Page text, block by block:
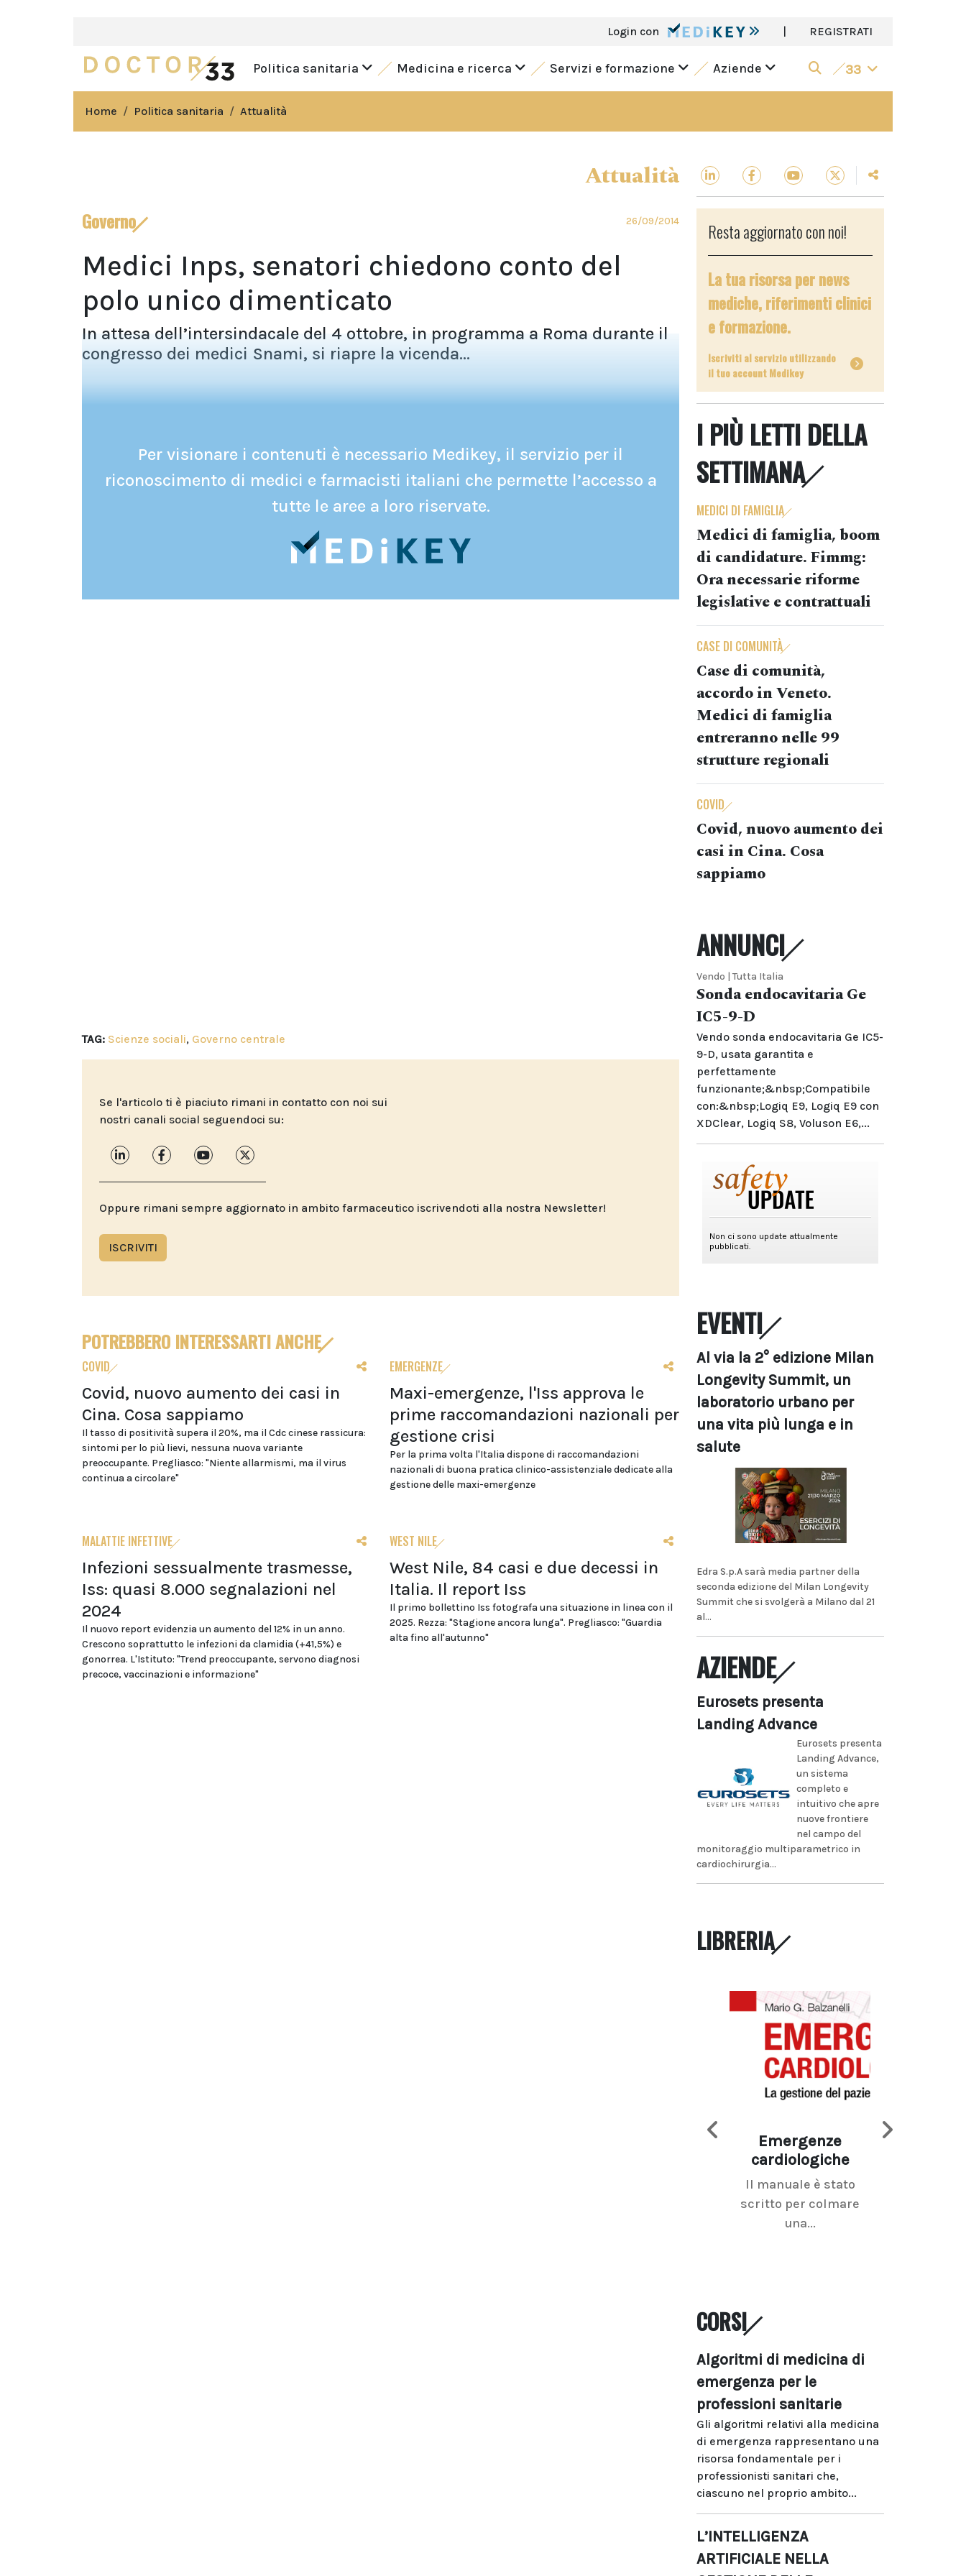
Login con | REGISTRATI
Politica sanitaria Medicina e ricerca Servizi e formazione Aziende 33
Home Politica sanitaria Attualità
Attualità
Governo 26/09/2014
Medici Inps, senatori chiedono conto del
polo unico dimenticato
In attesa dell’intersindacale del 4 ottobre, in programma a Roma durante il
congresso dei medici Snami, si riapre la vicenda...
Per visionare i contenuti è necessario Medikey, il servizio per il
riconoscimento di medici e farmacisti italiani che permette l’accesso a
tutte le aree a loro riservate.
TAG: Scienze sociali, Governo centrale
Se l'articolo ti è piaciuto rimani in contatto con noi sui
nostri canali social seguendoci su:
Oppure rimani sempre aggiornato in ambito farmaceutico iscrivendoti alla nostra Newsletter!
ISCRIVITI
POTREBBERO INTERESSARTI ANCHE
COVID
Covid, nuovo aumento dei casi in
Cina. Cosa sappiamo
Il tasso di positività supera il 20%, ma il Cdc cinese rassicura:
sintomi per lo più lievi, nessuna nuova variante
preoccupante. Pregliasco: "Niente allarmismi, ma il virus
continua a circolare"
EMERGENZE
Maxi-emergenze, l'Iss approva le
prime raccomandazioni nazionali per
gestione crisi
Per la prima volta l'Italia dispone di raccomandazioni
nazionali di buona pratica clinico-assistenziale dedicate alla
gestione delle maxi-emergenze
MALATTIE INFETTIVE
Infezioni sessualmente trasmesse,
Iss: quasi 8.000 segnalazioni nel
2024
Il nuovo report evidenzia un aumento del 12% in un anno.
Crescono soprattutto le infezioni da clamidia (+41,5%) e
gonorrea. L'Istituto: "Trend preoccupante, servono diagnosi
precoce, vaccinazioni e informazione"
WEST NILE
West Nile, 84 casi e due decessi in
Italia. Il report Iss
Il primo bollettino Iss fotografa una situazione in linea con il
2025. Rezza: "Stagione ancora lunga". Pregliasco: "Guardia
alta fino all'autunno"
Resta aggiornato con noi!
La tua risorsa per news
mediche, riferimenti clinici
e formazione.
Iscriviti al servizio utilizzando
il tuo account Medikey
I PIÙ LETTI DELLA
SETTIMANA
MEDICI DI FAMIGLIA
Medici di famiglia, boom
di candidature. Fimmg:
Ora necessarie riforme
legislative e contrattuali
CASE DI COMUNITÀ
Case di comunità,
accordo in Veneto.
Medici di famiglia
entreranno nelle 99
strutture regionali
COVID
Covid, nuovo aumento dei
casi in Cina. Cosa
sappiamo
ANNUNCI
Vendo | Tutta Italia
Sonda endocavitaria Ge
IC5-9-D
Vendo sonda endocavitaria Ge IC5-
9-D, usata garantita e
perfettamente
funzionante;&nbsp;Compatibile
con:&nbsp;Logiq E9, Logiq E9 con
XDClear, Logiq S8, Voluson E6,...
EVENTI
Al via la 2° edizione Milan
Longevity Summit, un
laboratorio urbano per
una vita più lunga e in
salute
Edra S.p.A sarà media partner della
seconda edizione del Milan Longevity
Summit che si svolgerà a Milano dal 21
al...
AZIENDE
Eurosets presenta
Landing Advance
Eurosets presenta
Landing Advance,
un sistema
completo e
intuitivo che apre
nuove frontiere
nel campo del
monitoraggio multiparametrico in
cardiochirurgia...
LIBRERIA
Emergenze
cardiologiche
Il manuale è stato
scritto per colmare
una...
CORSI
Algoritmi di medicina di
emergenza per le
professioni sanitarie
Gli algoritmi relativi alla medicina
di emergenza rappresentano una
risorsa fondamentale per i
professionisti sanitari che,
ciascuno nel proprio ambito...
L’INTELLIGENZA
ARTIFICIALE NELLA